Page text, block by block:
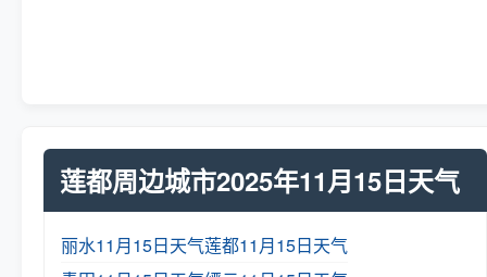
莲都周边城市2025年11月15日天气
丽水11月15日天气莲都11月15日天气